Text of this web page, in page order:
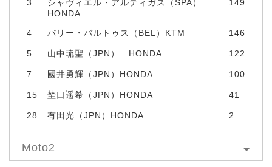
3
シャヴィエル・アルティガス（SPA）
HONDA
149
4 バリー・バルトゥス（BEL）KTM 146
5 山中琉聖（JPN） HONDA 122
7 國井勇輝（JPN）HONDA 100
15 埜口遥希（JPN）HONDA 41
28 有田光（JPN）HONDA 2
Moto2